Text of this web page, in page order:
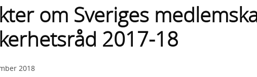
om Sveriges
2017-18
2018